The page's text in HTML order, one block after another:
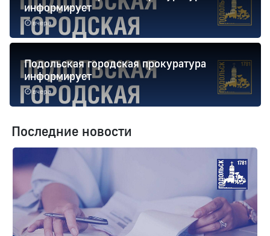
вчера
информирует
вчера
Подольская городская прокуратура
информирует
Последние новости